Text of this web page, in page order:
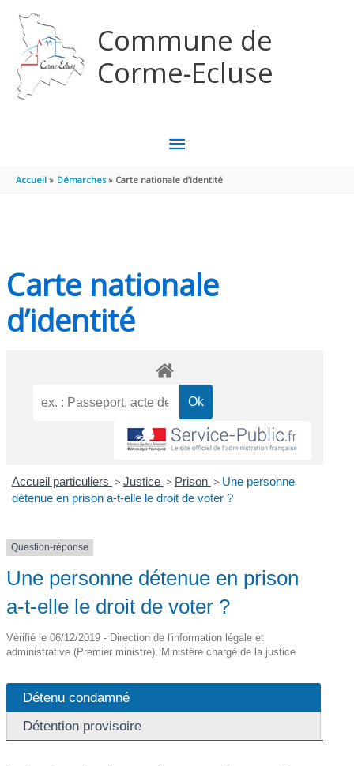
Commune de
Corme-Ecluse
MENU
PRINCIPAL
Accueil Démarches Carte nationale d’identité
Carte nationale
d’identité
Accueil particuliers > Justice > Prison > Une personne
détenue en prison a-t-elle le droit de voter ?
Question-réponse
Une personne détenue en prison
a-t-elle le droit de voter ?
Vérifié le 06/12/2019 - Direction de l'information légale et
administrative (Premier ministre), Ministère chargé de la justice
Détenu condamné
Détention provisoire